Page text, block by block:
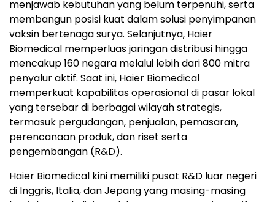
menjawab kebutuhan yang belum terpenuhi, serta
membangun posisi kuat dalam solusi penyimpanan
vaksin bertenaga surya. Selanjutnya, Haier
Biomedical memperluas jaringan distribusi hingga
mencakup 160 negara melalui lebih dari 800 mitra
penyalur aktif. Saat ini, Haier Biomedical
memperkuat kapabilitas operasional di pasar lokal
yang tersebar di berbagai wilayah strategis,
termasuk pergudangan, penjualan, pemasaran,
perencanaan produk, dan riset serta
pengembangan (R&D).
Haier Biomedical kini memiliki pusat R&D luar negeri
di Inggris, Italia, dan Jepang yang masing-masing